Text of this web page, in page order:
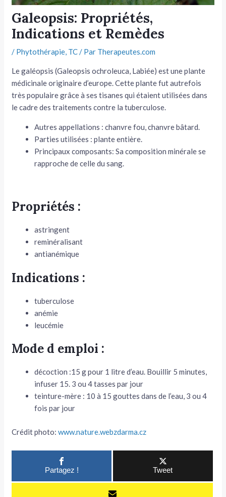
Galeopsis: Propriétés,
Indications et Remèdes
/ Phytothérapie, TC/ Par Therapeutes.com
Le galéopsis (Galeopsis ochroleuca, Labiée) est une plante
médicinale originaire d’europe. Cette plante fut autrefois
très populaire grâce à ses tisanes qui étaient utilisées dans
le cadre des traitements contre la tuberculose.
Autres appellations : chanvre fou, chanvre bâtard.
Parties utilisées : plante entière.
Principaux composants: Sa composition minérale se
rapproche de celle du sang.
Propriétés :
astringent
reminéralisant
antianémique
Indications :
tuberculose
anémie
leucémie
Mode d emploi :
décoction :15 g pour 1 litre d’eau. Bouillir 5 mi­nutes,
infuser 15. 3 ou 4 tasses par jour
teinture-mère : 10 à 15 gouttes dans de l’eau, 3 ou 4
fois par jour
Crédit photo:www.nature.webzdarma.cz
Partagez ! Tweet